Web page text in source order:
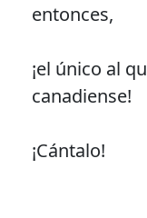
entonces,
¡el único al
canadiense!
¡Cántalo!